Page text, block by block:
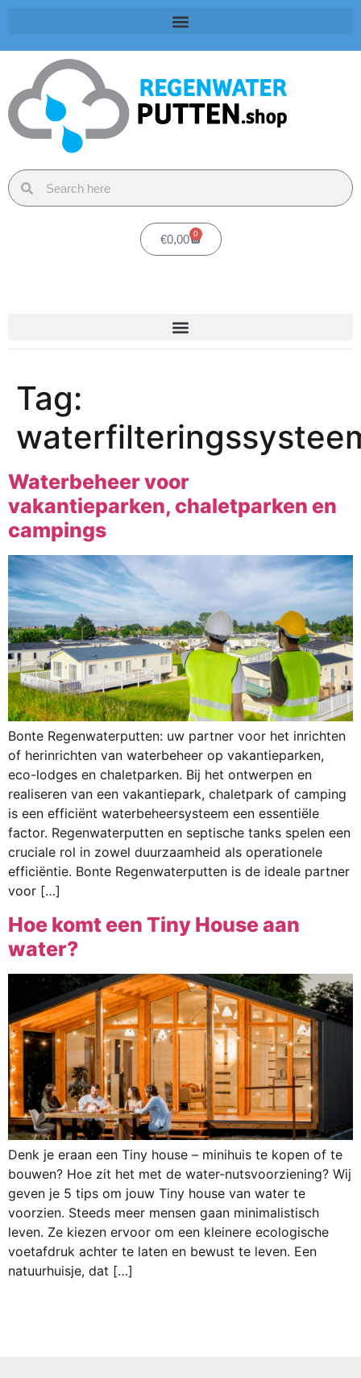
€0,00 0
Tag:
Waterbeheer voor
vakantieparken, chaletparken en
campings
Bonte Regenwaterputten: uw partner voor het inrichten
of herinrichten van waterbeheer op vakantieparken,
eco-lodges en chaletparken. Bij het ontwerpen en
realiseren van een vakantiepark, chaletpark of camping
is een efficiënt waterbeheersysteem een essentiële
factor. Regenwaterputten en septische tanks spelen een
cruciale rol in zowel duurzaamheid als operationele
efficiëntie. Bonte Regenwaterputten is de ideale partner
voor […]
Hoe komt een Tiny House aan
water?
Denk je eraan een Tiny house – minihuis te kopen of te
bouwen? Hoe zit het met de water-nutsvoorziening? Wij
geven je 5 tips om jouw Tiny house van water te
voorzien. Steeds meer mensen gaan minimalistisch
leven. Ze kiezen ervoor om een kleinere ecologische
voetafdruk achter te laten en bewust te leven. Een
natuurhuisje, dat […]